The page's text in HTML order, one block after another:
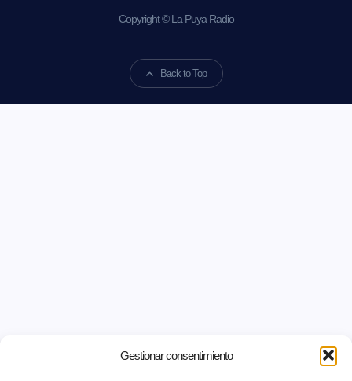
Gestionar consentimiento
Copyright © La Puya Radio
Back to Top